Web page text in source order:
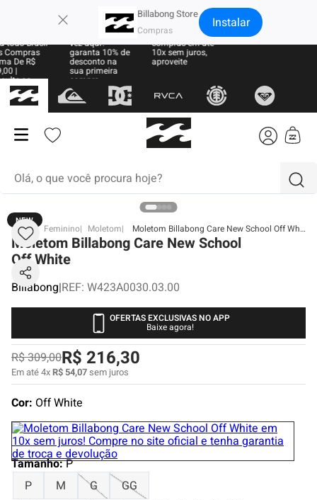
Billabong Store Instalar
todo Brasil
Compras
De R$
|
as
Sua primeira
vez aqui?
garanta 10% de
desconto na
sua primeira
compra
Parcele suas
compras em até
10x sem juros,
aproveite
NEW
BB Feminino Moletom Moletom Billabong Care New School Off White
Moletom Billabong Care New School
Off White
Billabong|REF: W423A0030.03.00
OFERTAS EXCLUSIVAS NO APP
Baixe agora!
R$309,00R$ 216,30
Em até4xR$ 54,07sem juros
Cor: Off White
Tamanho:P
P
M G GG
termos mais buscados
1º
moletom
2º
boardshort
5º
bermuda
6º
camiseta
jaqueta
8º
carteira
9º
mochila
10º calça